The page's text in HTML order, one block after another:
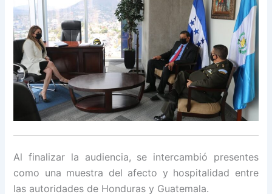
Al finalizar la audiencia, se intercambió presentes
como una muestra del afecto y hospitalidad entre
las autoridades de Honduras y Guatemala.